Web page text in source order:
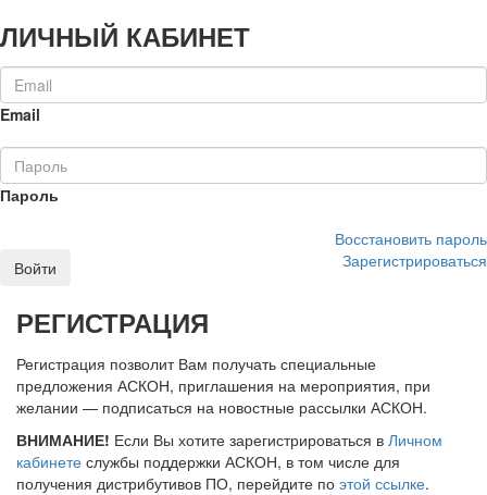
ЛИЧНЫЙ КАБИНЕТ
Email
Пароль
Восстановить пароль
Войти
Зарегистрироваться
РЕГИСТРАЦИЯ
Регистрация позволит Вам получать специальные
предложения АСКОН, приглашения на мероприятия, при
желании — подписаться на новостные рассылки АСКОН.
ВНИМАНИЕ! Если Вы хотите зарегистрироваться в Личном
кабинете службы поддержки АСКОН, в том числе для
получения дистрибутивов ПО, перейдите по этой ссылке.